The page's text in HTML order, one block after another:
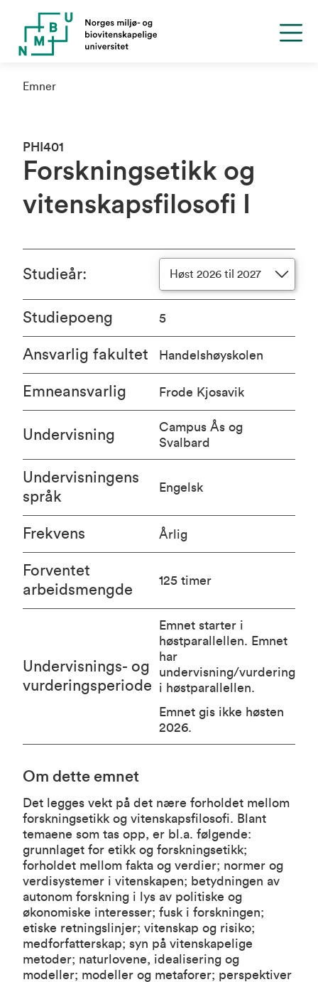
Emner
PHI401
Forskningsetikk og
vitenskapsfilosofi I
Om dette emnet
Det legges vekt på det nære forholdet mellom
forskningsetikk og vitenskapsfilosofi. Blant
temaene som tas opp, er bl.a. følgende:
grunnlaget for etikk og forskningsetikk;
forholdet mellom fakta og verdier; normer og
verdisystemer i vitenskapen; betydningen av
autonom forskning i lys av politiske og
økonomiske interesser; fusk i forskningen;
etiske retningslinjer; vitenskap og risiko;
medforfatterskap; syn på vitenskapelige
metoder; naturlovene, idealisering og
modeller; modeller og metaforer; perspektiver
Studieår: Høst 2026 til 2027
Studiepoeng 5
Ansvarlig fakultet Handelshøyskolen
Emneansvarlig Frode Kjosavik
Undervisning
Campus Ås og
Svalbard
Undervisningens
språk
Engelsk
Frekvens Årlig
Forventet
arbeidsmengde
125 timer
Undervisnings- og
vurderingsperiode
Emnet starter i
høstparallellen. Emnet
har
undervisning/vurdering
i høstparallellen.
Emnet gis ikke høsten
2026.